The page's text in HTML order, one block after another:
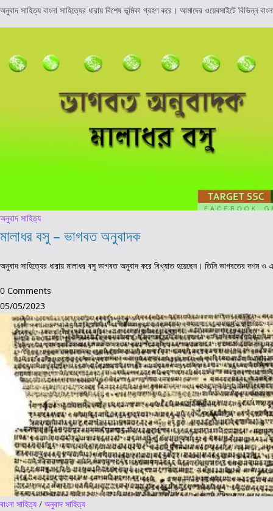
the
search
অনুবাদ সাহিত্য বাংলা সাহিত্যের ধারায় বিশেষ ভূমিকা গ্রহণ করে। আমাদের ওয়েবসাইটে বিভিন্ন
অনুবাদ সাহিত্য
মালাধর বসু – ভাগবত অনুবাদক
অনুবাদ সাহিত্যের ধারায় মালাধর বসু ভাগবত অনুবাদ করে বিখ্যাত হয়েছেন। তিনি ভাগবতের দশম
0 Comments
05/05/2023
বাংলা সাহিত্য / অনুবাদ সাহিত্য